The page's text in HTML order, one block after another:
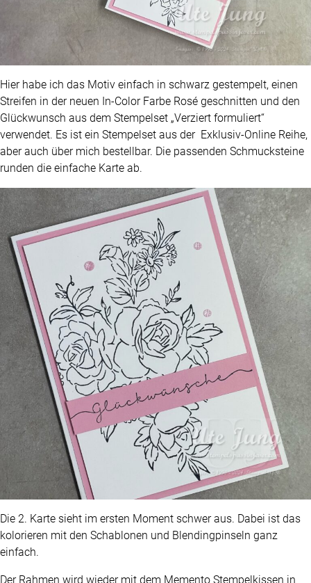
Hier habe ich das Motiv einfach in schwarz gestempelt, einen
Streifen in der neuen In-Color Farbe Rosé geschnitten und den
Glückwunsch aus dem Stempelset „Verziert formuliert“
verwendet. Es ist ein Stempelset aus der Exklusiv-Online Reihe,
aber auch über mich bestellbar. Die passenden Schmucksteine
runden die einfache Karte ab.
Die 2. Karte sieht im ersten Moment schwer aus. Dabei ist das
kolorieren mit den Schablonen und Blendingpinseln ganz
einfach.
Der Rahmen wird wieder mit dem Memento Stempelkissen in